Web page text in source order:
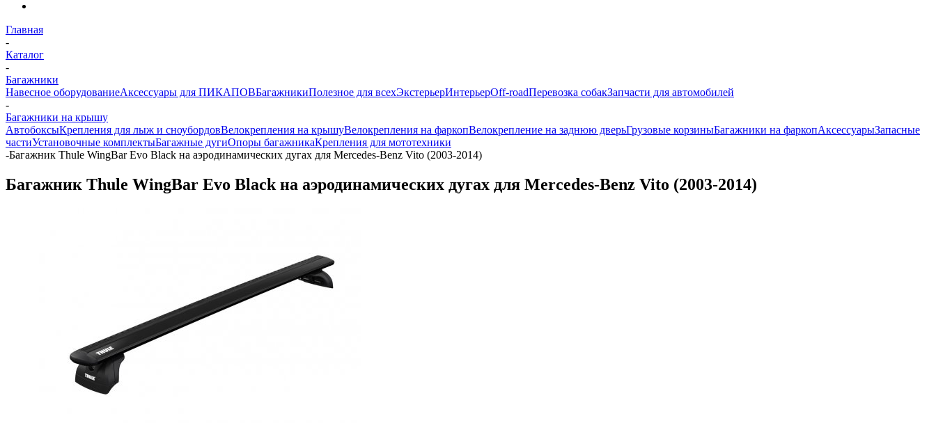
Главная
-
Каталог
-
Багажники
Навесное оборудованиеАксессуары для ПИКАПОВБагажникиПолезное для всехЭкстерьерИнтерьерOff-roadПеревозка собакЗапчасти для автомобилей
-
Багажники на крышу
АвтобоксыКрепления для лыж и сноубордовВелокрепления на крышуВелокрепления на фаркопВелокрепление на заднюю дверьГрузовые корзиныБагажники на фаркопАксессуарыЗапасные
частиУстановочные комплектыБагажные дугиОпоры багажникаКрепления для мототехники
-Багажник Thule WingBar Evo Black на аэродинамических дугах для Mercedes-Benz Vito (2003-2014)
Багажник Thule WingBar Evo Black на аэродинамических дугах для Mercedes-Benz Vito (2003-2014)